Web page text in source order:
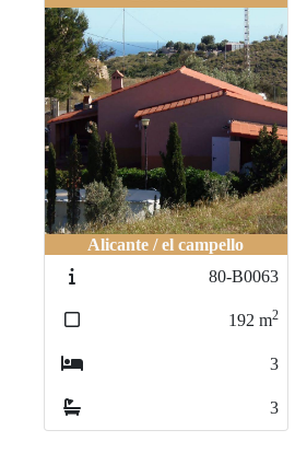
Alicante / el campello
80-B0063
192 m2
3
3
Alicante / el campello
80-B0063
192m